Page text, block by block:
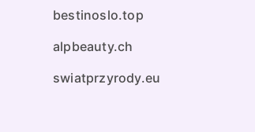
bestinoslo.top
alpbeauty.ch
swiatprzyrody.eu